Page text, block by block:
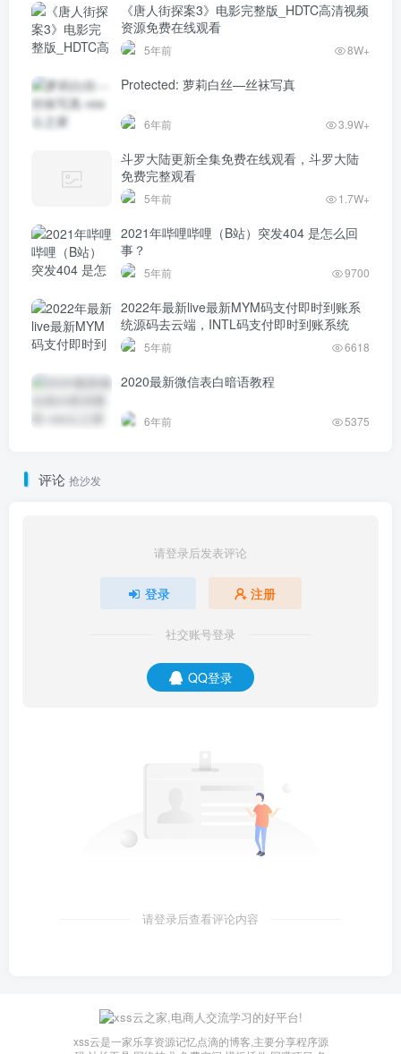
《唐人街探案3》电影完整版_HDTC高清视频
资源免费在线观看
5年前 8W+
Protected: 萝莉白丝—丝袜写真
6年前 3.9W+
斗罗大陆更新全集免费在线观看，斗罗大陆
免费完整观看
5年前 1.7W+
2021年哔哩哔哩（B站）突发404 是怎么回
事？
5年前 9700
2022年最新live最新MYM码支付即时到账系
统源码去云端，INTL码支付即时到账系统
5年前 6618
2020最新微信表白暗语教程
6年前 5375
评论 抢沙发
请登录后发表评论
登录 注册
社交账号登录
QQ登录
请登录后查看评论内容
xss云是一家乐享资源记忆点滴的博客,主要分享程序源